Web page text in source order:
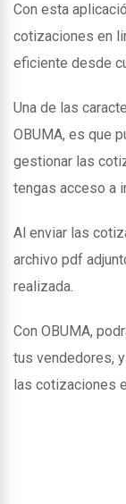
Con esta
cotizaciones en
eficiente desde
Una de las
OBUMA, es que
gestionar las
tengas acceso a
Al enviar las
archivo pdf
realizada.
Con OBUMA,
tus vendedores,
las cotizaciones